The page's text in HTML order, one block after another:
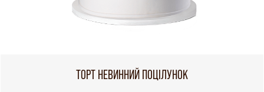
ТОРТ НЕВИННИЙ ПОЦІЛУНОК